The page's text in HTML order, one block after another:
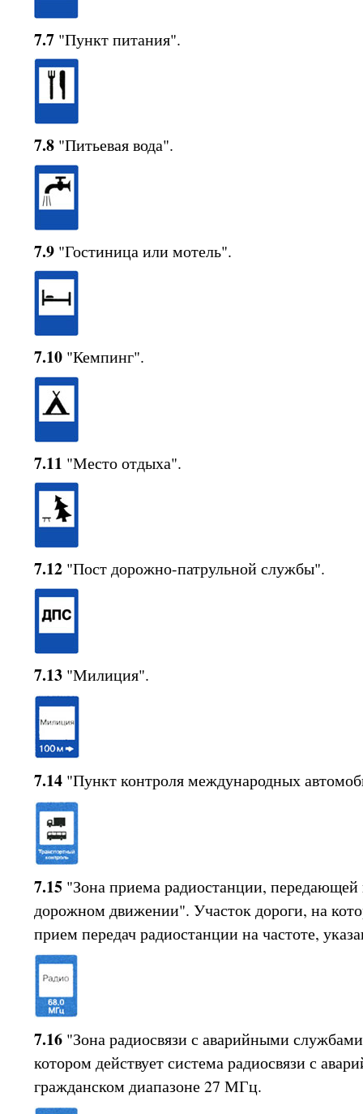
7.7 "Пункт питания".
7.8 "Питьевая вода".
7.9 "Гостиница или мотель".
7.10 "Кемпинг".
7.11 "Место отдыха".
7.12 "Пост дорожно-патрульной службы".
7.13 "Милиция".
7.14 "Пункт контроля международных
7.15 "Зона приема радиостанции,
дорожном движении". Участок дороги, на
прием передач радиостанции на частоте,
7.16 "Зона радиосвязи с аварийными
котором действует система радиосвязи с
гражданском диапазоне 27 МГц.